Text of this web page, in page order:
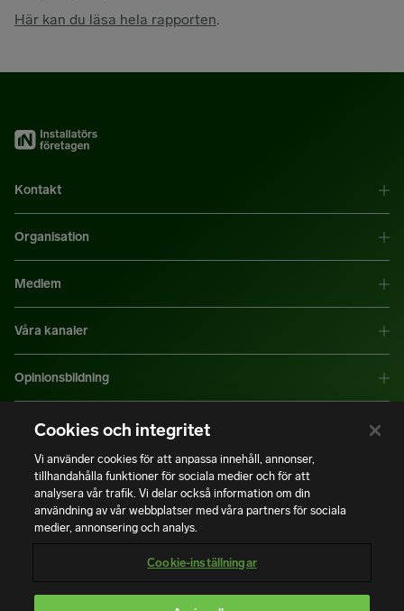
Här kan du läsa hela rapporten.
Kontakt
Organisation
Medlem
Våra kanaler
Opinionsbildning
Mer information
Copyright © Installatörsföretagen. Alla rättigheter förbehålls.
Integritetspolicy | Användning av cookies | Bli medlem
Cookies och integritet
Vi använder cookies för att anpassa innehåll, annonser,
tillhandahålla funktioner för sociala medier och för att
analysera vår trafik. Vi delar också information om din
användning av vår webbplatser med våra partners för sociala
medier, annonsering och analys.
Cookie-inställningar